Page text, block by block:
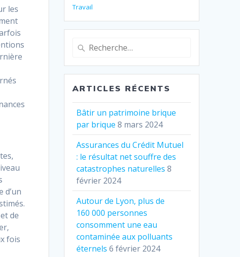
les
d’un
de
fois
Travail
Recherche
:
ARTICLES RÉCENTS
Bâtir un patrimoine brique
par brique 8 mars 2024
Assurances du Crédit Mutuel
: le résultat net souffre des
catastrophes naturelles 8
février 2024
Autour de Lyon, plus de
160 000 personnes
consomment une eau
contaminée aux polluants
éternels 6 février 2024